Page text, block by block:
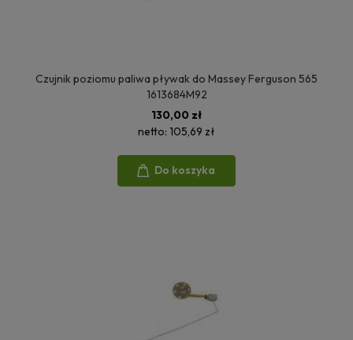
Czujnik poziomu paliwa pływak do Massey Ferguson 565
1613684M92
130,00 zł
netto: 105,69 zł
Do koszyka